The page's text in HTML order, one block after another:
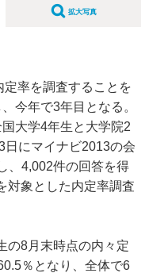
拡大写真
率を調査することを
今年で3年目となる。
大学4年生と大学院2
にマイナビ2013の会
、4,002件の回答を得
対象とした内定率調査
の8月末時点の内々定
％となり、全体で6